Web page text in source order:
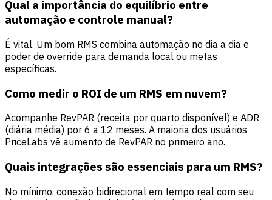
Qual a importância do equilíbrio entre
automação e controle manual?
É vital. Um bom RMS combina automação no dia a dia e
poder de override para demanda local ou metas
específicas.
Como medir o ROI de um RMS em nuvem?
Acompanhe RevPAR (receita por quarto disponível) e ADR
(diária média) por 6 a 12 meses. A maioria dos usuários
PriceLabs vê aumento de RevPAR no primeiro ano.
Quais integrações são essenciais para um RMS?
No mínimo, conexão bidirecional em tempo real com seu